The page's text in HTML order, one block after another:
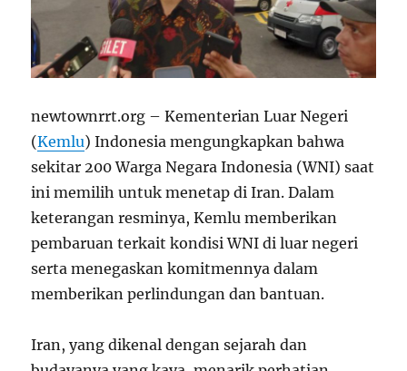
newtownrrt.org – Kementerian Luar Negeri
(Kemlu) Indonesia mengungkapkan bahwa
sekitar 200 Warga Negara Indonesia (WNI) saat
ini memilih untuk menetap di Iran. Dalam
keterangan resminya, Kemlu memberikan
pembaruan terkait kondisi WNI di luar negeri
serta menegaskan komitmennya dalam
memberikan perlindungan dan bantuan.
Iran, yang dikenal dengan sejarah dan